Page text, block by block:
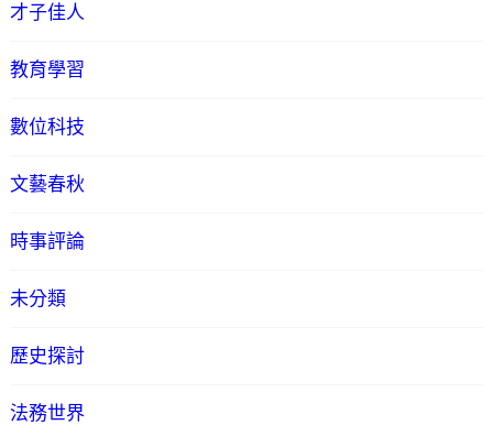
才子佳人
教育學習
數位科技
文藝春秋
時事評論
未分類
歷史探討
法務世界